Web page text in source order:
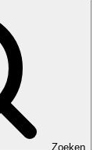
Zoeken